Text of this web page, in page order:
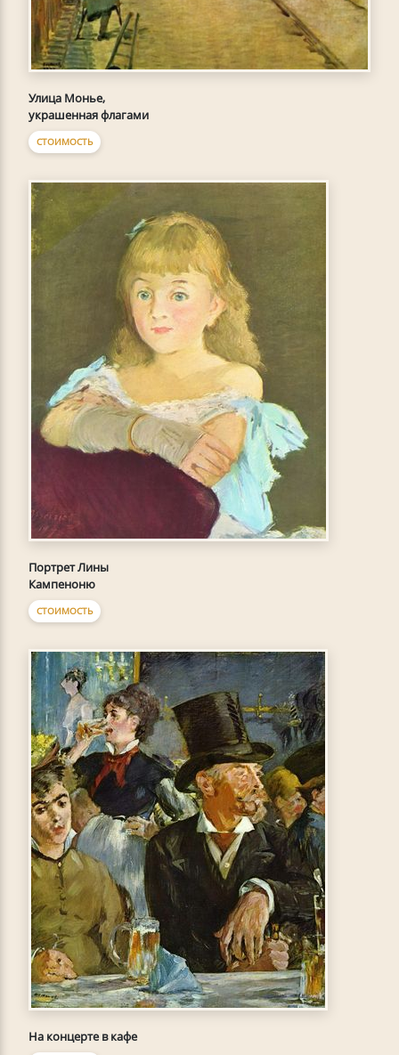
Улица Монье,
украшенная флагами
СТОИМОСТЬ
Портрет Лины
Кампеноню
СТОИМОСТЬ
На концерте в кафе